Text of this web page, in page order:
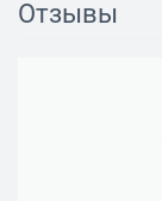
Отзывы